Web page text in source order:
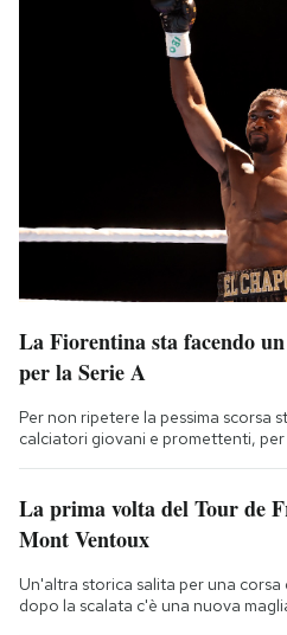
La Fiorentina sta facendo
per la Serie A
Per non ripetere la pessima scorsa
calciatori giovani e promettenti,
La prima volta del Tour de
Mont Ventoux
Un'altra storica salita per una corsa
dopo la scalata c'è una nuova